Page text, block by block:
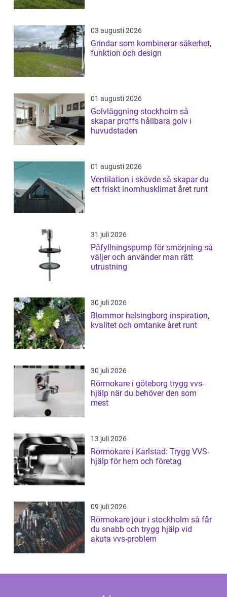
03 augusti 2026
Grindar som kombinerar säkerhet,
funktion och design
01 augusti 2026
Golvläggning stockholm så
skapar proffs hållbara golv i
huvudstaden
01 augusti 2026
Ventilation i skövde så skapar du
ett friskt inomhusklimat året runt
31 juli 2026
Påfyllningspump för smörjning så
väljer och använder man rätt
utrustning
30 juli 2026
Blommor helsingborg inspiration,
kvalitet och omtanke året runt
30 juli 2026
Rörmokare i göteborg trygg vvs-
hjälp när du behöver den som
mest
13 juli 2026
Rörmokare i Karlstad: Trygg VVS-
hjälp för hem och företag
09 juli 2026
Rörmokare jour i stockholm så får
du snabb och trygg hjälp vid
akuta vvs-problem